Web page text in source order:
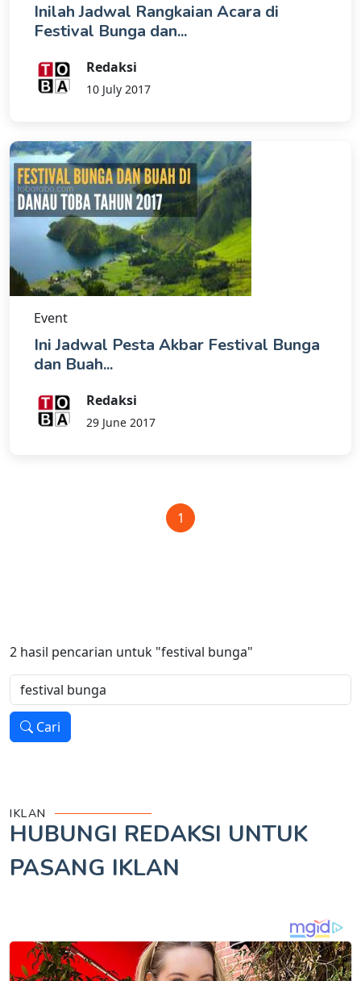
Inilah Jadwal Rangkaian Acara di
Festival Bunga dan...
Redaksi
10 July 2017
Event
Ini Jadwal Pesta Akbar Festival Bunga
dan Buah...
Redaksi
29 June 2017
1
2 hasil pencarian untuk "festival bunga"
Cari
IKLAN
HUBUNGI REDAKSI UNTUK
PASANG IKLAN